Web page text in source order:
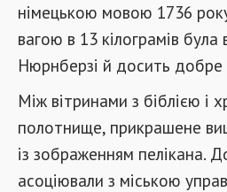
німецькою мовою 1736
вагою в 13 кілограмів була
Нюрнберзі й досить добре
Між вітринами з біблією і
полотнище, прикрашене
із зображенням пелікана.
асоціювали з міською